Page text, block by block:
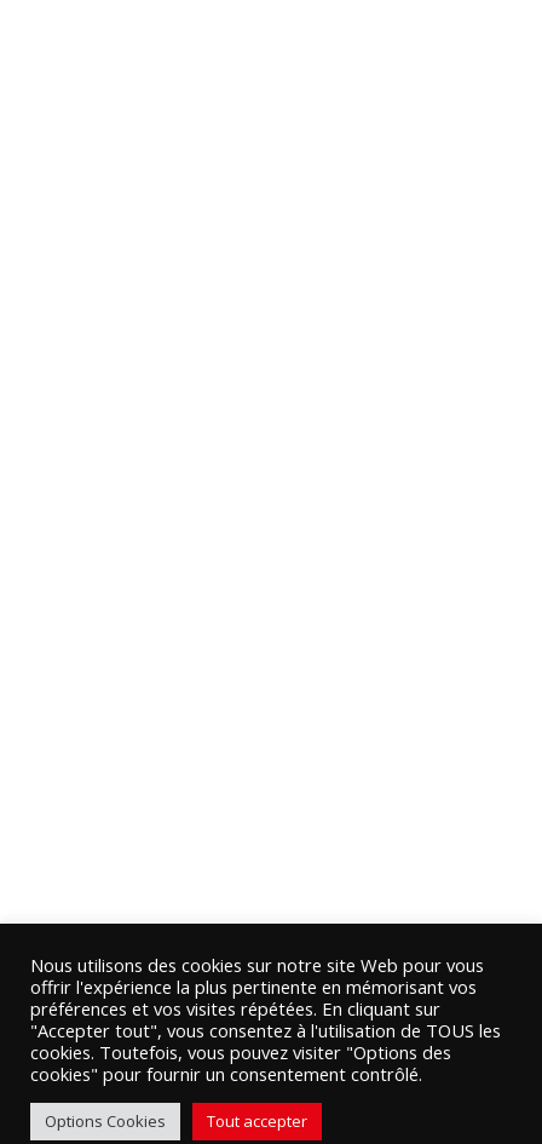
Nous utilisons des cookies sur notre site Web pour vous
offrir l'expérience la plus pertinente en mémorisant vos
préférences et vos visites répétées. En cliquant sur
"Accepter tout", vous consentez à l'utilisation de TOUS les
cookies. Toutefois, vous pouvez visiter "Options des
cookies" pour fournir un consentement contrôlé.
Options Cookies Tout accepter